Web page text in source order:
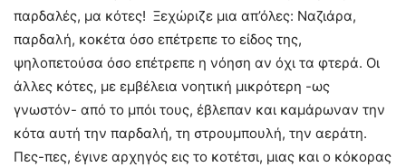
παρδαλές, μα κότες! Ξεχώριζε μια απ’όλες: Ναζιάρα,
παρδαλή, κοκέτα όσο επέτρεπε το είδος της,
ψηλοπετούσα όσο επέτρεπε η νόηση αν όχι τα φτερά. Οι
άλλες κότες, με εμβέλεια νοητική μικρότερη -ως
γνωστόν- από το μπόι τους, έβλεπαν και καμάρωναν την
κότα αυτή την παρδαλή, τη στρουμπουλή, την αεράτη.
Πες-πες, έγινε αρχηγός εις το κοτέτσι, μιας και ο κόκορας